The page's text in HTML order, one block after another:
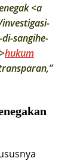
<a
sangihe-
hukum